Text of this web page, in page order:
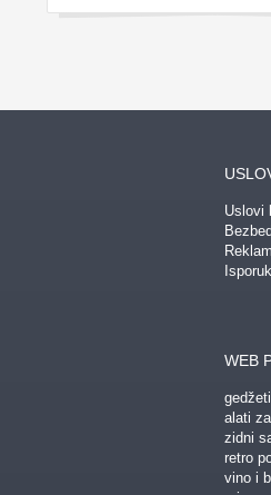
Uslovi
WEB
gedžeti
alati
zidni
retro
vino i